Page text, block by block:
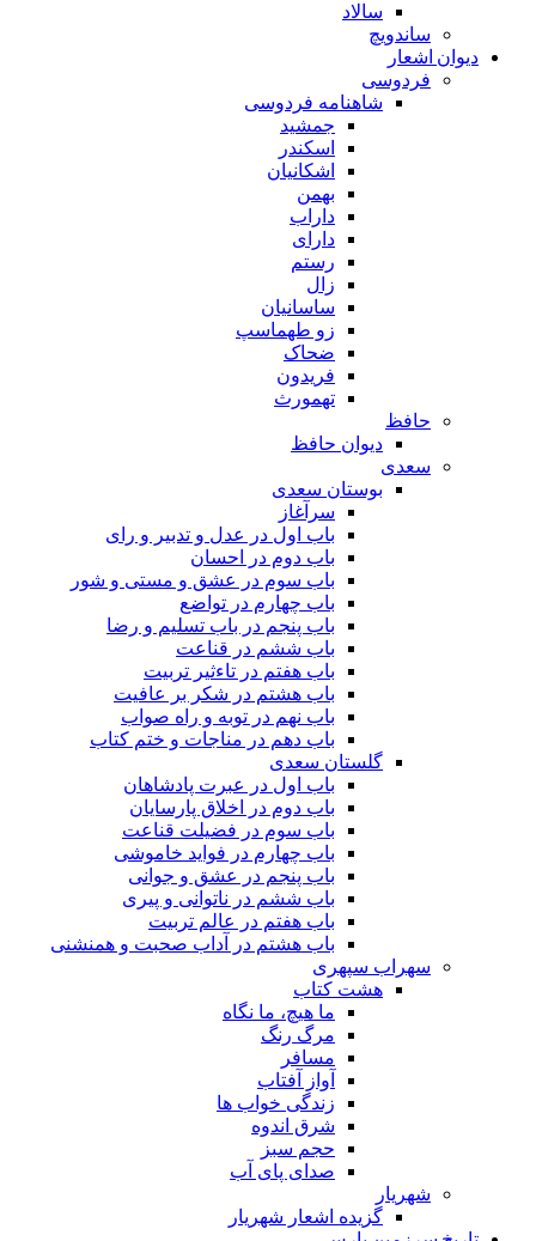
سالاد
ساندویچ
دیوان اشعار
فردوسی
شاهنامه فردوسی
جمشید
اسکندر
اشکانیان
بهمن
داراب
دارای
رستم
زال
ساسانیان
زو طهماسپ‏
ضحاک
فریدون
تهمورث
حافظ
دیوان حافظ
سعدی
بوستان سعدی
سرآغاز
باب اول در عدل و تدبیر و رای
باب دوم در احسان
باب سوم در عشق و مستی و شور
باب چهارم در تواضع
باب پنجم در باب تسلیم و رضا
باب ششم در قناعت
باب هفتم در تاءثیر تربیت
باب هشتم در شکر بر عافیت
باب نهم در توبه و راه صواب
باب دهم در مناجات و ختم کتاب
گلستان سعدی
باب اول در عبرت پادشاهان
باب دوم در اخلاق پارسایان
باب سوم در فضیلت قناعت
باب چهارم در فواید خاموشى
باب پنجم در عشق و جوانى
باب ششم در ناتوانى و پیرى
باب هفتم در عالم تربیت
باب هشتم در آداب صحبت و همنشنى
سهراب سپهری
هشت کتاب
ما هیچ، ما نگاه
مرگ رنگ
مسافر
آواز آفتاب
زندگی خواب ها
شرق اندوه
حجم سبز
صدای پای آب
شهریار
گزیده اشعار شهریار